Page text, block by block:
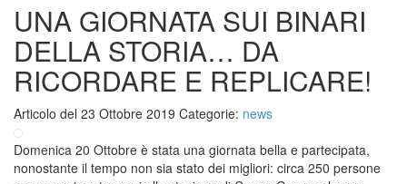
UNA GIORNATA SUI BINARI
DELLA STORIA… DA
RICORDARE E REPLICARE!
Articolo del 23 Ottobre 2019 Categorie: news
Domenica 20 Ottobre è stata una giornata bella e partecipata,
nonostante il tempo non sia stato dei migliori: circa 250 persone